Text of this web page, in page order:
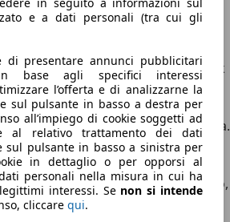
e a dati personali (tra cui gli
di presentare annunci pubblicitari
in base agli specifici interessi
l’offerta e di analizzarne la
sul pulsante in basso a destra per
all’impiego di cookie soggetti ad
al relativo trattamento dei dati
sul pulsante in basso a sinistra per
in dettaglio o per opporsi al
personali nella misura in cui ha
interessi. Se non si intende
cliccare qui.
il comportamento dinamico
abbassato, un telaio più
sospensioni posteriori multi-link di
la vettura restituisce un feedback
In curva si dimostra
un handling che non fa
puramente sportiva.
di guida è ilsistema Full
quinta generazione negli ultimi
La motorizzazione di ingresso,
il perfetto equilibrio per